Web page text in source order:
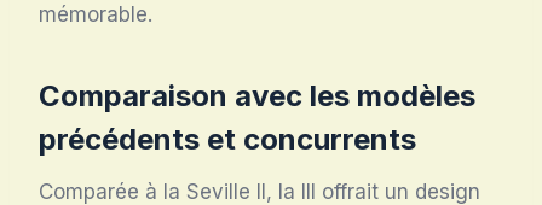
mémorable.
Comparaison avec les modèles
précédents et concurrents
Comparée à la Seville II, la III offrait un design